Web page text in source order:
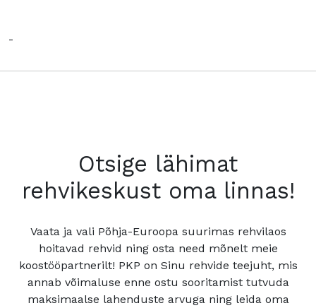
-
Otsige lähimat
rehvikeskust oma linnas!
Vaata ja vali Põhja-Euroopa suurimas rehvilaos
hoitavad rehvid ning osta need mõnelt meie
koostööpartnerilt! PKP on Sinu rehvide teejuht, mis
annab võimaluse enne ostu sooritamist tutvuda
maksimaalse lahenduste arvuga ning leida oma